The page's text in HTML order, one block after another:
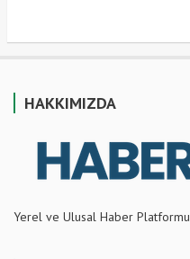
HAKKIMIZDA
Yerel ve Ulusal Haber Platformu